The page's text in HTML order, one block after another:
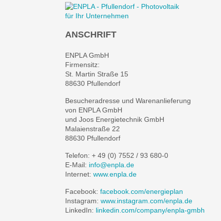
ANSCHRIFT
ENPLA GmbH
Firmensitz:
St. Martin Straße 15
88630 Pfullendorf
Besucheradresse und Warenanlieferung
von ENPLA GmbH
und Joos Energietechnik GmbH
Malaienstraße 22
88630 Pfullendorf
Telefon: + 49 (0) 7552 / 93 680-0
E-Mail: info@enpla.de
Internet: www.enpla.de
Facebook: facebook.com/energieplan
Instagram: www.instagram.com/enpla.de
LinkedIn: linkedin.com/company/enpla-gmbh